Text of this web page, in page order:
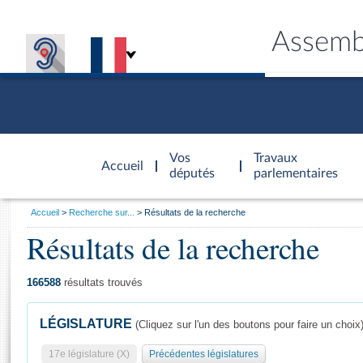
Accueil
d'accueil
Vos
députés
Travaux
parlementaires
Général
Vous
Accueil Recherche sur... Résultats de la recherche
Résultats de la recherche
166588 résultats trouvés
LÉGISLATURE (Cliquez sur l'un des boutons pour faire un choix)
17e législature (X) Précédentes législatures